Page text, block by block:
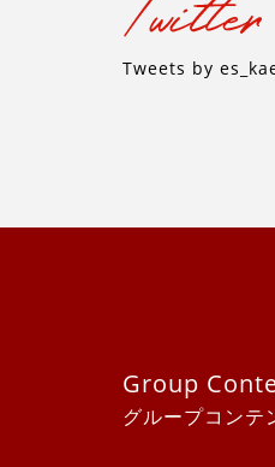
Tweets by
Group
グループコンテ